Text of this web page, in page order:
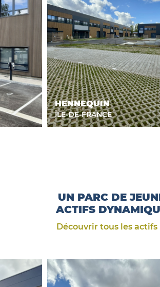
HENNEQUIN
ÎLE-DE-FRANCE
UN PARC DE
ACTIFS
Découvrir tous les actifs